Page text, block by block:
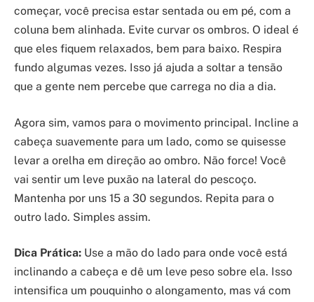
começar, você precisa estar sentada ou em pé, com a
coluna bem alinhada. Evite curvar os ombros. O ideal é
que eles fiquem relaxados, bem para baixo. Respira
fundo algumas vezes. Isso já ajuda a soltar a tensão
que a gente nem percebe que carrega no dia a dia.
Agora sim, vamos para o movimento principal. Incline a
cabeça suavemente para um lado, como se quisesse
levar a orelha em direção ao ombro. Não force! Você
vai sentir um leve puxão na lateral do pescoço.
Mantenha por uns 15 a 30 segundos. Repita para o
outro lado. Simples assim.
Dica Prática: Use a mão do lado para onde você está
inclinando a cabeça e dê um leve peso sobre ela. Isso
intensifica um pouquinho o alongamento, mas vá com